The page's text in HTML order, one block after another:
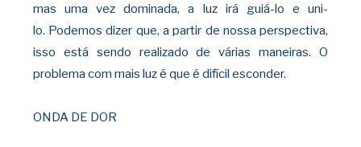
mas uma vez dominada, a luz irá guiá-lo e uni-
lo. Podemos dizer que, a partir de nossa perspectiva,
isso está sendo realizado de várias maneiras. O
problema com mais luz é que é difícil esconder.
ONDA DE DOR